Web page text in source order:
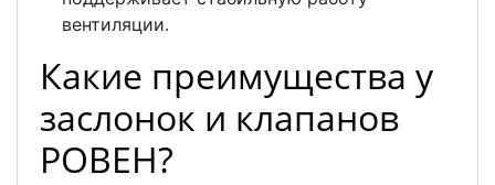
вентиляции.
Какие преимущества у
заслонок и клапанов
РОВЕН?